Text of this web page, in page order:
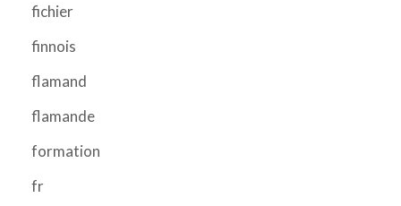
fichier
finnois
flamand
flamande
formation
fr